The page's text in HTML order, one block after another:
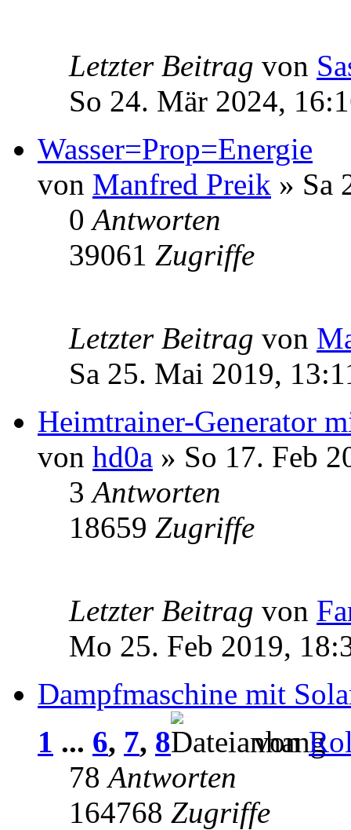
Letzter Beitrag von
So 24. Mär 2024,
Wasser=Prop=Energie
von Manfred Preik » Sa
0Antworten
39061 Zugriffe
Letzter Beitrag von
Sa 25. Mai 2019,
Heimtrainer-Generator
von hd0a » So 17. Feb
3Antworten
18659 Zugriffe
Letzter Beitrag von
Mo 25. Feb 2019,
Dampfmaschine mit
1 ... 6, 7, 8 von
78Antworten
164768 Zugriffe